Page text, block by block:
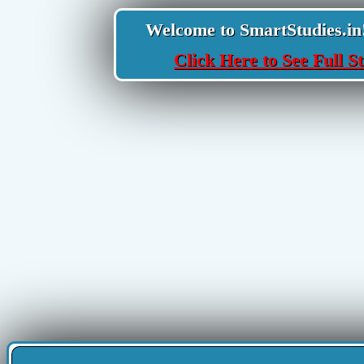
Welcome to
Click Here to See Full